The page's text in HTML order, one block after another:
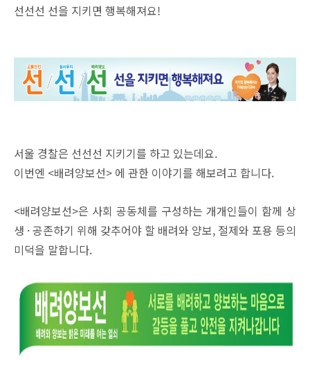
선선선 선을 지키면 행복해져요!
서울 경찰은 선선선 지키기를 하고 있는데요.
이번엔 <배려양보선> 에 관한 이야기를 해보려고 합니다.
<배려양보선>은 사회 공동체를 구성하는 개개인들이 함께 상
생 · 공존하기 위해 갖추어야 할 배려와 양보, 절제와 포용 등의
미덕을 말합니다.